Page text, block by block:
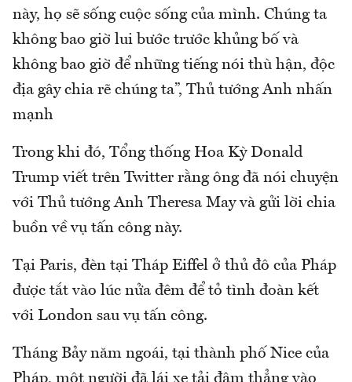
này, họ sẽ sống cuộc sống của mình. Chúng ta
không bao giờ lui bước trước khủng bố và
không bao giờ để những tiếng nói thù hận, độc
địa gây chia rẽ chúng ta”, Thủ tướng Anh nhấn
mạnh
Trong khi đó, Tổng thống Hoa Kỳ Donald
Trump viết trên Twitter rằng ông đã nói chuyện
với Thủ tướng Anh Theresa May và gửi lời chia
buồn về vụ tấn công này.
Tại Paris, đèn tại Tháp Eiffel ở thủ đô của Pháp
được tắt vào lúc nửa đêm để tỏ tình đoàn kết
với London sau vụ tấn công.
Tháng Bảy năm ngoái, tại thành phố Nice của
Pháp, một người đã lái xe tải đâm thẳng vào